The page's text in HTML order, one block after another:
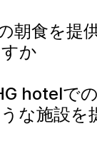
朝食を提
か
hotelで
な施設を